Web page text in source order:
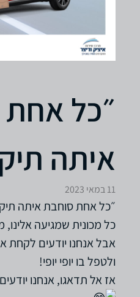
״כל
איתה
11 במאי 2023
״כל אחת סוחבת איתה
כל מכונית שמגיעה
אבל אנחנו יודעים לקחת
ולטפל בו יופי יופי!
אז אל תדאגו, אנחנו